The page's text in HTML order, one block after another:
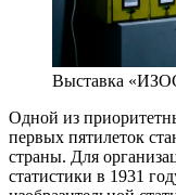
Выставка
Одной из
первых пятилеток
страны. Для
статистики в 1931